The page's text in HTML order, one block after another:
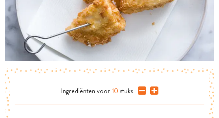
Ingrediënten voor 10 stuks